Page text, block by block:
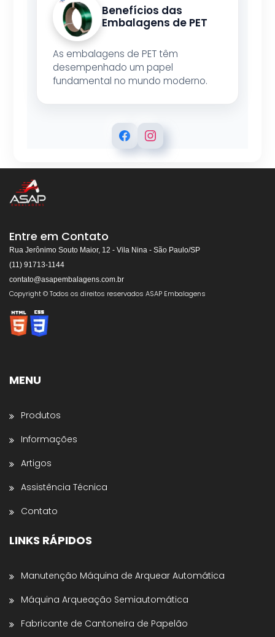
Benefícios das
Embalagens de PET
As embalagens de PET têm
desempenhado um papel
fundamental no mundo moderno.
Respondemos rapidamente
👋Olá! Bem-vindo!
Somos especialistas em
Envolvedoras, Filme Stretch, Fitas de Arquear,
Selos para Fitas de Arquear, Aplicador de Filme
Preencha os dados abaixo e o atendimento
Nome da Empresa *
Estado *
Enviar para WhatsApp
Entre em Contato
Rua Jerônimo Souto Maior, 12 - Vila Nina - São Paulo/SP
(11) 91713-1144
contato@asapembalagens.com.br
Copyright © Todos os direitos reservados ASAP Embalagens
MENU
Produtos
Informações
Artigos
Assistência Técnica
Contato
LINKS RÁPIDOS
Manutenção Máquina de Arquear Automática
Máquina Arqueação Semiautomática
Fabricante de Cantoneira de Papelão